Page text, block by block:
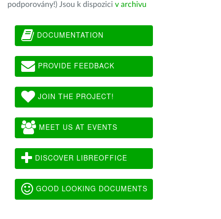
podporovány!) Jsou k dispozici v archivu
DOCUMENTATION
PROVIDE FEEDBACK
JOIN THE PROJECT!
MEET US AT EVENTS
DISCOVER LIBREOFFICE
GOOD LOOKING DOCUMENTS